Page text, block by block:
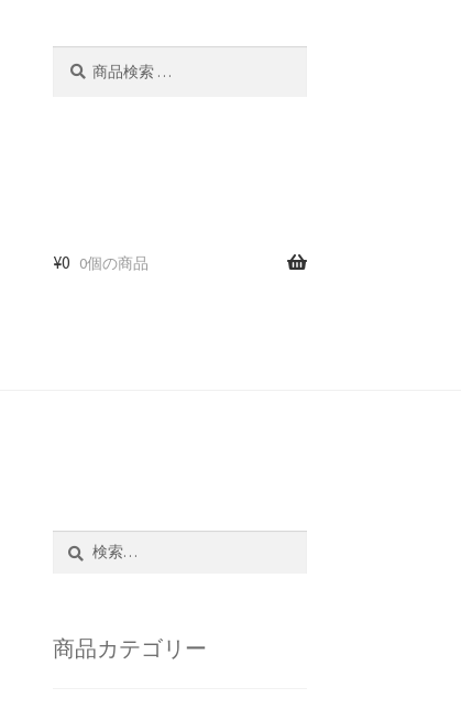
¥0 0個の商品
商品カテゴリー